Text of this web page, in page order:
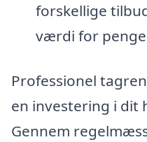
forskellige
værdi for
Professionel
en investering i dit
Gennem